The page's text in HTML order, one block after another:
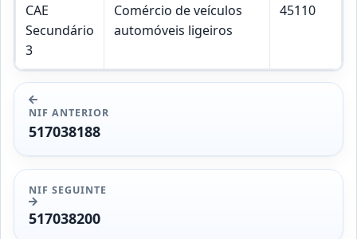
CAE
Secundário
3
Comércio de veículos
automóveis ligeiros
45110
NIF ANTERIOR
517038188
NIF SEGUINTE
517038200